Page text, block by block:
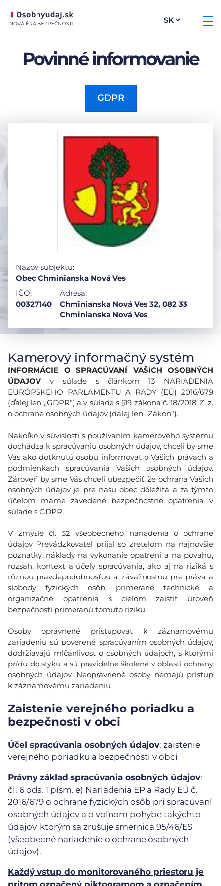
Povinné informovanie
GDPR
Názov subjektu:
Obec Chminianska Nová Ves
IČO:
00327140
Adresa:
Chminianska Nová Ves 32, 082 33
Chminianska Nová Ves
Kamerový informačný systém
INFORMÁCIE O SPRACÚVANÍ VAŠICH OSOBNÝCH
ÚDAJOV v súlade s článkom 13 NARIADENIA
EURÓPSKEHO PARLAMENTU A RADY (EÚ) 2016/679
(ďalej len „GDPR“) a v súlade s §19 zákona č. 18/2018 Z. z.
o ochrane osobných údajov (ďalej len „Zákon“).
Nakoľko v súvislosti s používaním kamerového systému
dochádza k spracúvaniu osobných údajov, chceli by sme
Vás ako dotknutú osobu informovať o Vašich právach a
podmienkach spracúvania Vašich osobných údajov.
Zároveň by sme Vás chceli ubezpečiť, že ochrana Vašich
osobných údajov je pre našu obec dôležitá a za týmto
účelom máme zavedené bezpečnostné opatrenia v
súlade s GDPR.
V zmysle čl. 32 všeobecného nariadenia o ochrane
údajov Prevádzkovateľ prijal so zreteľom na najnovšie
poznatky, náklady na vykonanie opatrení a na povahu,
rozsah, kontext a účely spracúvania, ako aj na riziká s
rôznou pravdepodobnosťou a závažnosťou pre práva a
slobody fyzických osôb, primerané technické a
organizačné opatrenia s cieľom zaistiť úroveň
bezpečnosti primeranú tomuto riziku.
Osoby oprávnené pristupovať k záznamovému
zariadeniu sú poverené spracúvaním osobných údajov,
dodržiavajú mlčanlivosť o osobných údajoch, s ktorými
prídu do styku a sú pravidelne školené v oblasti ochrany
osobných údajov. Neoprávnené osoby nemajú prístup
k záznamovému zariadeniu.
Zaistenie verejného poriadku a
bezpečnosti v obci
Účel spracúvania osobných údajov: zaistenie
verejného poriadku a bezpečnosti v obci
Právny základ spracúvania osobných údajov:
čl. 6 ods. 1 písm. e) Nariadenia EP a Rady EÚ č.
2016/679 o ochrane fyzických osôb pri spracúvaní
osobných údajov a o voľnom pohybe takýchto
údajov, ktorým sa zrušuje smernica 95/46/ES
(všeobecné nariadenie o ochrane osobných
údajov).
Každý vstup do monitorovaného priestoru je